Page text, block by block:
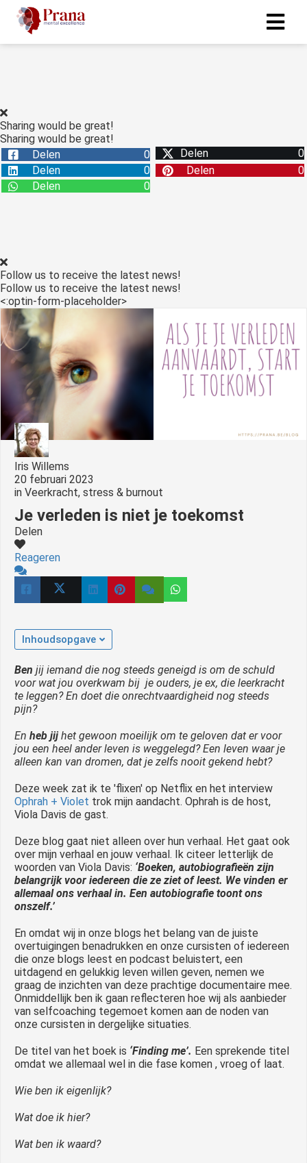
Sharing would be great!
Sharing would be great!
Delen
0 Delen
0
Delen
0 Delen
0
Delen
0
Follow us to receive the latest news!
Follow us to receive the latest news!
<:optin-form-placeholder>
Iris Willems
20 februari 2023
in Veerkracht, stress & burnout
Je verleden is niet je toekomst
Delen
Reageren
Inhoudsopgave
Ben jij iemand die nog steeds geneigd is om de schuld
voor wat jou overkwam bij je ouders, je ex, die leerkracht
te leggen? En doet die onrechtvaardigheid nog steeds
pijn?
En heb jijhet gewoon moeilijk om te geloven dat er voor
jou een heel ander leven is weggelegd? Een leven waar je
alleen kan van dromen, dat je zelfs nooit gekend hebt?
Deze week zat ik te 'flixen' op Netflix en het interview
Ophrah + Violet trok mijn aandacht. Ophrah is de host,
Viola Davis de gast.
Deze blog gaat niet alleen over hun verhaal. Het gaat ook
over mijn verhaal en jouw verhaal. Ik citeer letterlijk de
woorden van Viola Davis: ‘Boeken, autobiografieën zijn
belangrijk voor iedereen die ze ziet of leest. We vinden er
allemaal ons verhaal in. Een autobiografie toont ons
onszelf.’
En omdat wij in onze blogs het belang van de juiste
overtuigingen benadrukken en onze cursisten of iedereen
die onze blogs leest en podcast beluistert, een
uitdagend en gelukkig leven willen geven, nemen we
graag de inzichten van deze prachtige documentaire mee.
Onmiddellijk ben ik gaan reflecteren hoe wij als aanbieder
van selfcoaching tegemoet komen aan de noden van
onze cursisten in dergelijke situaties.
De titel van het boek is ‘Finding me’. Een sprekende titel
omdat we allemaal wel in die fase komen , vroeg of laat.
Wie ben ik eigenlijk?
Wat doe ik hier?
Wat ben ik waard?